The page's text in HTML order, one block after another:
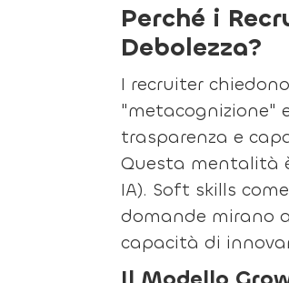
Perché i
Debolezza?
I recruiter
"metacognizione"
trasparenza e
Questa mentalità
IA). Soft skills
domande mirano
capacità di